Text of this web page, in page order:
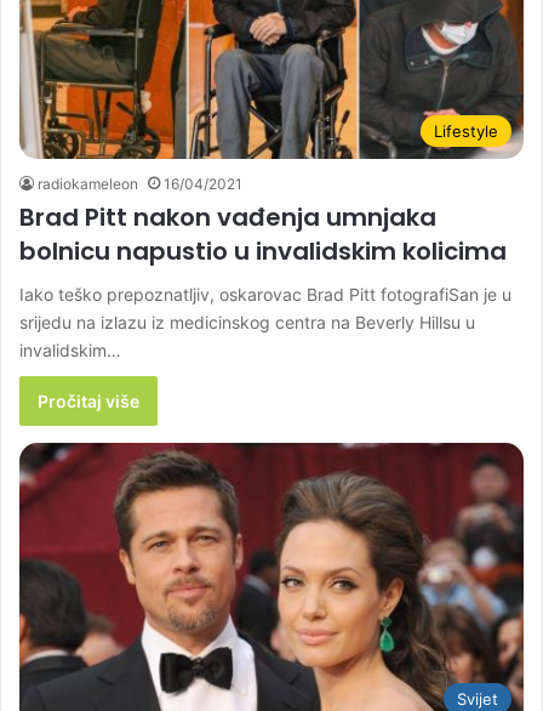
Lifestyle
radiokameleon 16/04/2021
Brad Pitt nakon vađenja umnjaka
bolnicu napustio u invalidskim kolicima
Iako teško prepoznatljiv, oskarovac Brad Pitt fotografiSan je u
srijedu na izlazu iz medicinskog centra na Beverly Hillsu u
invalidskim…
Pročitaj više
Svijet